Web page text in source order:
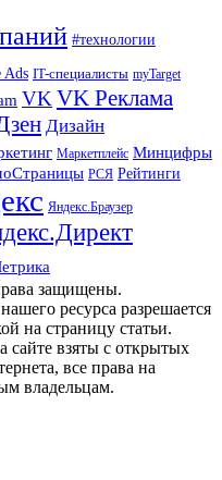
#технологии
Ads IT-специалисты myTarget
VKVK Реклама
Дизайн
Маркетплейс Минцифры
РСЯ Рейтинги
Яндекс.Браузер
защищены.
ресурса разрешается
на страницу статьи.
сайте взяты с открытых
все права на
владельцам.